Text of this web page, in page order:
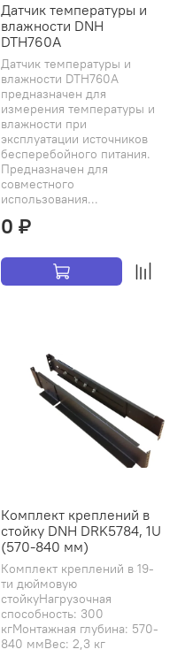
Датчик температуры и
влажности DNH
DTH760A
Датчик температуры и
влажности DTH760A
предназначен для
измерения температуры и
влажности при
эксплуатации источников
бесперебойного питания.
Предназначен для
совместного
использования...
0 ₽
Комплект креплений в
стойку DNH DRK5784, 1U
(570-840 мм)
Комплект креплений в 19-
ти дюймовую
стойкуНагрузочная
способность: 300
кгМонтажная глубина: 570-
840 ммВес: 2,3 кг